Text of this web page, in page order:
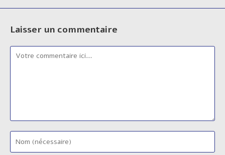
Laisser un commentaire
Comment
your